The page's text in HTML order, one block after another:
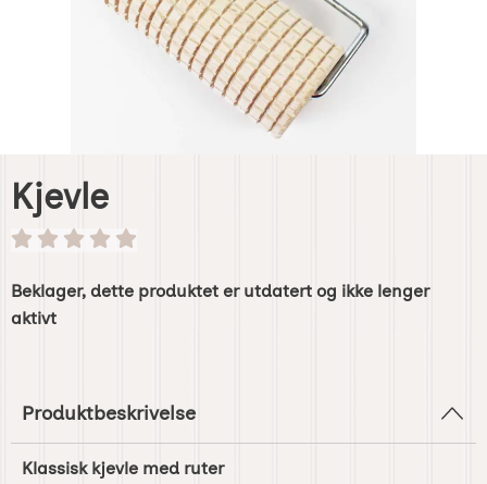
Kjevle
Beklager, dette produktet er utdatert og ikke lenger
aktivt
Produktbeskrivelse
Klassisk kjevle med ruter